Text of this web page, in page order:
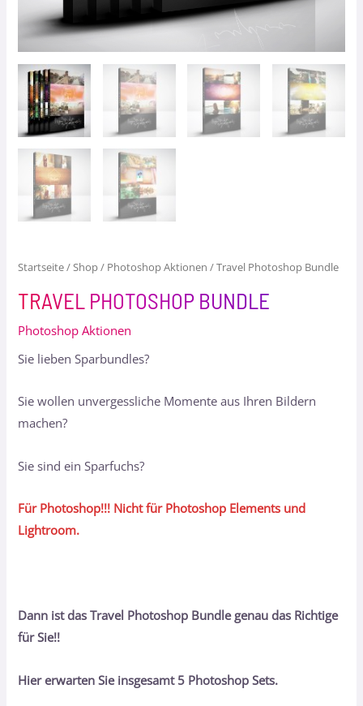
Startseite/Shop/ Photoshop Aktionen / Travel Photoshop Bundle
TRAVEL PHOTOSHOP BUNDLE
Photoshop Aktionen
Sie lieben Sparbundles?
Sie wollen unvergessliche Momente aus Ihren Bildern
machen?
Sie sind ein Sparfuchs?
Für Photoshop!!! Nicht für Photoshop Elements und
Lightroom.
Dann ist das Travel Photoshop Bundle genau das Richtige
für Sie!!
Hier erwarten Sie insgesamt 5 Photoshop Sets.